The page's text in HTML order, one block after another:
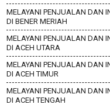
MELAYANI PENJUALAN DAN
DI BENER MERIAH
MELAYANI PENJUALAN DAN
DI ACEH UTARA
MELAYANI PENJUALAN DAN
DI ACEH TIMUR
MELAYANI PENJUALAN DAN
DI ACEH TENGAH